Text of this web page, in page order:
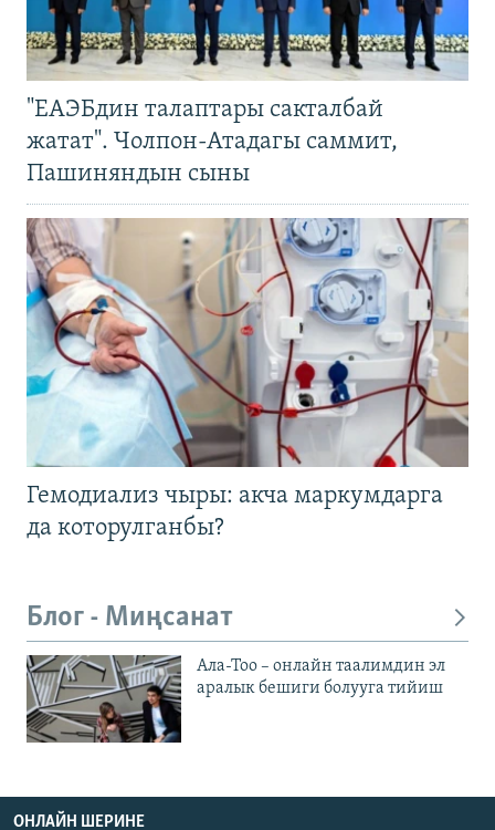
"ЕАЭБдин талаптары сакталбай
жатат". Чолпон-Атадагы саммит,
Пашиняндын сыны
Гемодиализ чыры: акча маркумдарга
да которулганбы?
Блог - Миңсанат
Ала-Тоо – онлайн таалимдин эл
аралык бешиги болууга тийиш
ОНЛАЙН ШЕРИНЕ